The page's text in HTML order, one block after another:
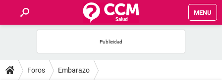
MENU
FOROS
Foros Embarazo